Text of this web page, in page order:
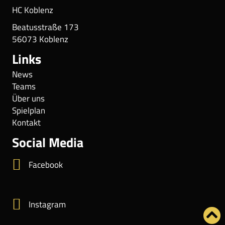
HC Koblenz
Beatusstraße 173
56073 Koblenz
Links
News
Teams
Über uns
Spielplan
Kontakt
Social Media
Facebook
Instagram